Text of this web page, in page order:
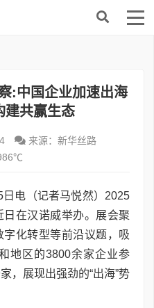
:中国企业加速出海
建共赢生态
来源：新华丝路
电（记者马悦然）2025
在汉诺威举办。展会聚
化转型等前沿议题，吸
地区的3800余家企业参
，展现出强劲的“出海”势